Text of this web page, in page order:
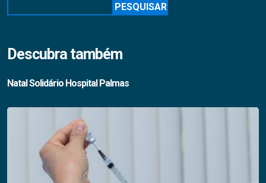
PESQUISAR
Descubra também
Natal Solidário Hospital Palmas